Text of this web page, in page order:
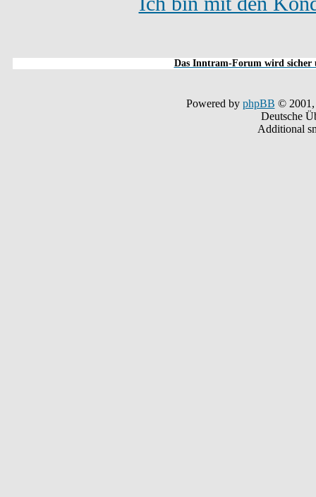
Das Inntram-Forum wird sicher
Powered by phpBB © 2001,
Deutsche
Additional